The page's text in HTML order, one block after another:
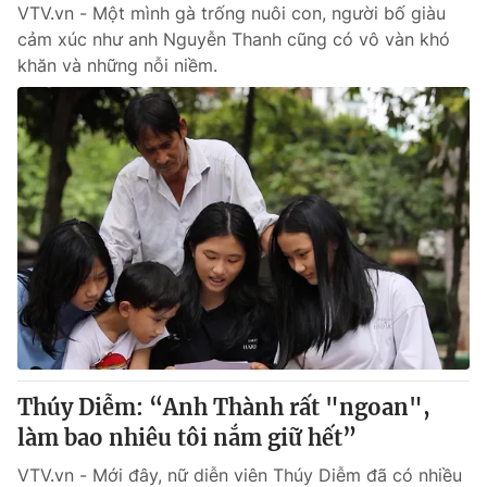
VTV.vn - Một mình gà trống nuôi con, người bố giàu
cảm xúc như anh Nguyễn Thanh cũng có vô vàn khó
khăn và những nỗi niềm.
Thúy Diễm: “Anh Thành rất "ngoan",
làm bao nhiêu tôi nắm giữ hết”
VTV.vn - Mới đây, nữ diễn viên Thúy Diễm đã có nhiều